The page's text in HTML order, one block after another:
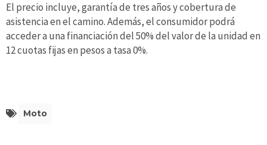
El precio incluye, garantía de tres años y cobertura de
asistencia en el camino. Además, el consumidor podrá
acceder a una financiación del 50% del valor de la unidad en
12 cuotas fijas en pesos a tasa 0%.
Moto